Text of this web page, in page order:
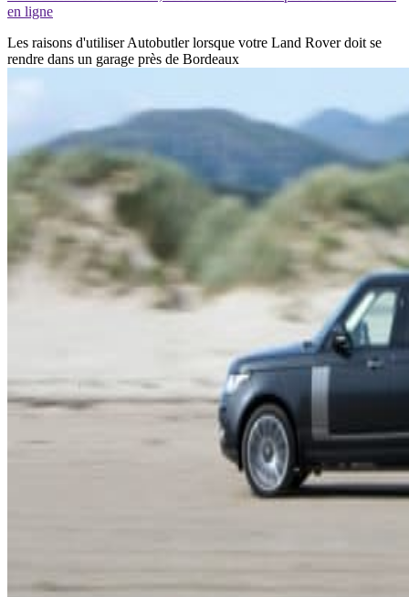
en ligne
Les raisons d'utiliser Autobutler lorsque votre Land Rover doit se
rendre dans un garage près de Bordeaux